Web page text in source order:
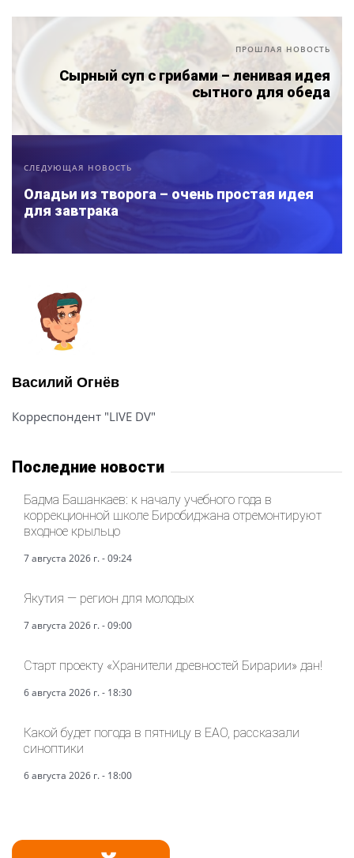
ПРОШЛАЯ НОВОСТЬ
Сырный суп с грибами – ленивая идея
сытного для обеда
СЛЕДУЮЩАЯ НОВОСТЬ
Оладьи из творога – очень простая идея
для завтрака
Василий Огнёв
Корреспондент "LIVE DV"
Последние новости
Бадма Башанкаев: к началу учебного года в
коррекционной школе Биробиджана отремонтируют
входное крыльцо
7 августа 2026 г. - 09:24
Якутия — регион для молодых
7 августа 2026 г. - 09:00
Старт проекту «Хранители древностей Бирарии» дан!
6 августа 2026 г. - 18:30
Какой будет погода в пятницу в ЕАО, рассказали
синоптики
6 августа 2026 г. - 18:00